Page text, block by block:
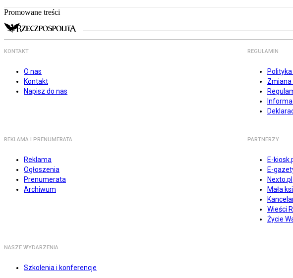
Promowane treści
KONTAKT
O nas
Kontakt
Napisz do nas
REGULAMIN
Zmiana
REKLAMA I PRENUMERATA
Reklama
Ogłoszenia
Prenumerata
Archiwum
PARTNERZY
E-
E-
Nexto.pl
Mała
Wieści
Życie
NASZE WYDARZENIA
Szkolenia i konferencje